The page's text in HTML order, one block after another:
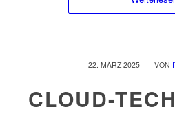
22. MÄRZ 2025
/ VON
CLOUD-